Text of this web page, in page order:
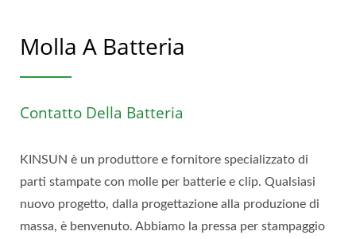
Molla A Batteria
Contatto Della Batteria
KINSUN è un produttore e fornitore specializzato di
parti stampate con molle per batterie e clip. Qualsiasi
nuovo progetto, dalla progettazione alla produzione di
massa, è benvenuto. Abbiamo la pressa per stampaggio